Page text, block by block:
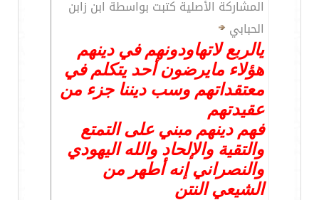
المشاركة الأصلية كتبت بواسطة ابن زابن
الحبابي
يالربع لاتهاودونهم في دينهم
هؤلاء مايرضون أحد يتكلم في
معتقداتهم وسب ديننا جزء من
عقيدتهم
فهم دينهم مبني على التمتع
والتقية والإلحاد والله اليهودي
والنصراني إنه أطهر من
الشيعي النتن